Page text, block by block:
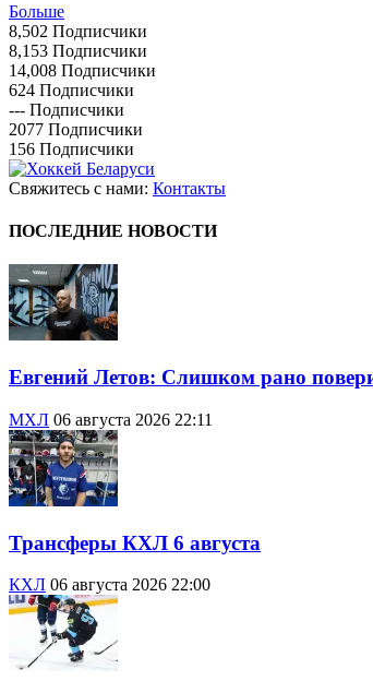
Больше
8,502 Подписчики
8,153 Подписчики
14,008 Подписчики
624 Подписчики
--- Подписчики
2077 Подписчики
156 Подписчики
Свяжитесь с нами: Контакты
ПОСЛЕДНИЕ НОВОСТИ
Евгений Летов: Слишком рано
МХЛ 06 августа 2026 22:11
Трансферы КХЛ 6 августа
КХЛ 06 августа 2026 22:00